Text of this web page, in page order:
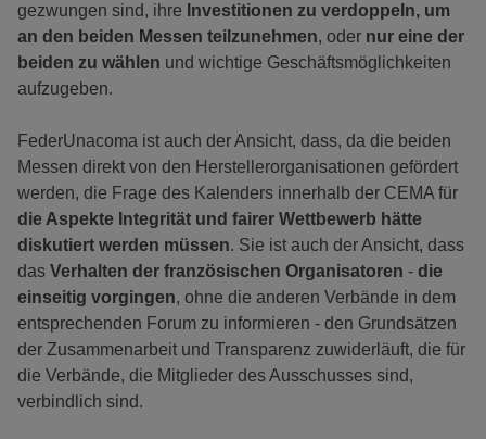
gezwungen sind, ihre Investitionen zu verdoppeln, um
an den beiden Messen teilzunehmen, oder nur eine der
beiden zu wählen und wichtige Geschäftsmöglichkeiten
aufzugeben.
FederUnacoma ist auch der Ansicht, dass, da die beiden
Messen direkt von den Herstellerorganisationen gefördert
werden, die Frage des Kalenders innerhalb der CEMA für
die Aspekte Integrität und fairer Wettbewerb hätte
diskutiert werden müssen. Sie ist auch der Ansicht, dass
das Verhalten der französischen Organisatoren - die
einseitig vorgingen, ohne die anderen Verbände in dem
entsprechenden Forum zu informieren - den Grundsätzen
der Zusammenarbeit und Transparenz zuwiderläuft, die für
die Verbände, die Mitglieder des Ausschusses sind,
verbindlich sind.